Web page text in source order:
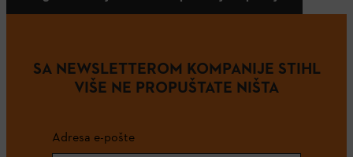
SA NEWSLETTEROM KOMPANIJE STIHL
VIŠE NE PROPUŠTATE NIŠTA
Adresa e-pošte